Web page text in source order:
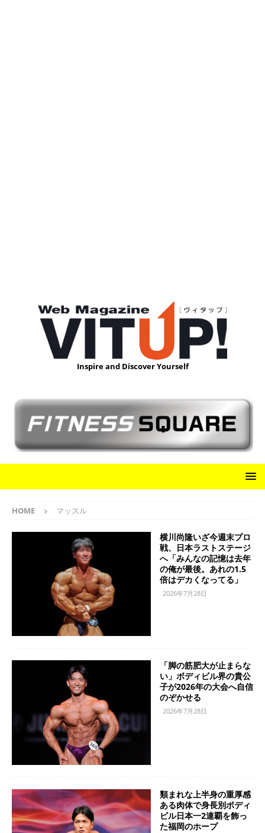
Inspire and Discover Yourself
HOME マッスル
横川尚隆いざ今週末プロ
戦、日本ラストステージ
へ「みんなの記憶は去年
の俺が最後。あれの1.5
倍はデカくなってる」
2026年7月28日
「脚の筋肥大が止まらな
い」ボディビル界の貴公
子が2026年の大会へ自信
のぞかせる
2026年7月28日
類まれな上半身の重厚感
ある肉体で身長別ボディ
ビル日本一2連覇を飾っ
た福岡のホープ